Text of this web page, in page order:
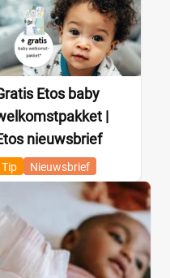
Etos baby
|
nieuwsbrief
Tip Nieuwsbrief